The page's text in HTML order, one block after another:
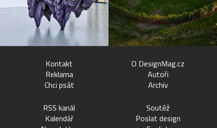
Kontakt
Reklama
Chci psát
O DesignMag.cz
Autoři
Archiv
RSS kanál
Kalendář
Soutěž
Poslat design